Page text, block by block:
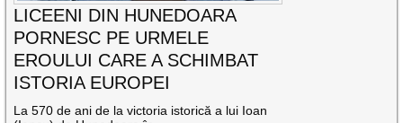
LICEENI DIN HUNEDOARA
PORNESC PE URMELE
EROULUI CARE A SCHIMBAT
ISTORIA EUROPEI
La 570 de ani de la victoria istorică a lui Ioan